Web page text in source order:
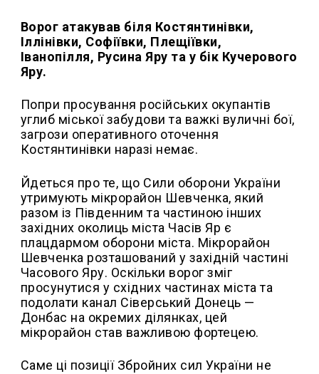
Ворог атакував біля Костянтинівки,
Іллінівки, Софіївки, Плещіївки,
Іванопілля, Русина Яру та у бік Кучерового
Яру.
Попри просування російських окупантів
углиб міської забудови та важкі вуличні бої,
загрози оперативного оточення
Костянтинівки наразі немає.
Йдеться про те, що Сили оборони України
утримують мікрорайон Шевченка, який
разом із Південним та частиною інших
західних околиць міста Часів Яр є
плацдармом оборони міста. Мікрорайон
Шевченка розташований у західній частині
Часового Яру. Оскільки ворог зміг
просунутися у східних частинах міста та
подолати канал Сіверський Донець —
Донбас на окремих ділянках, цей
мікрорайон став важливою фортецею.
Саме ці позиції Збройних сил України не